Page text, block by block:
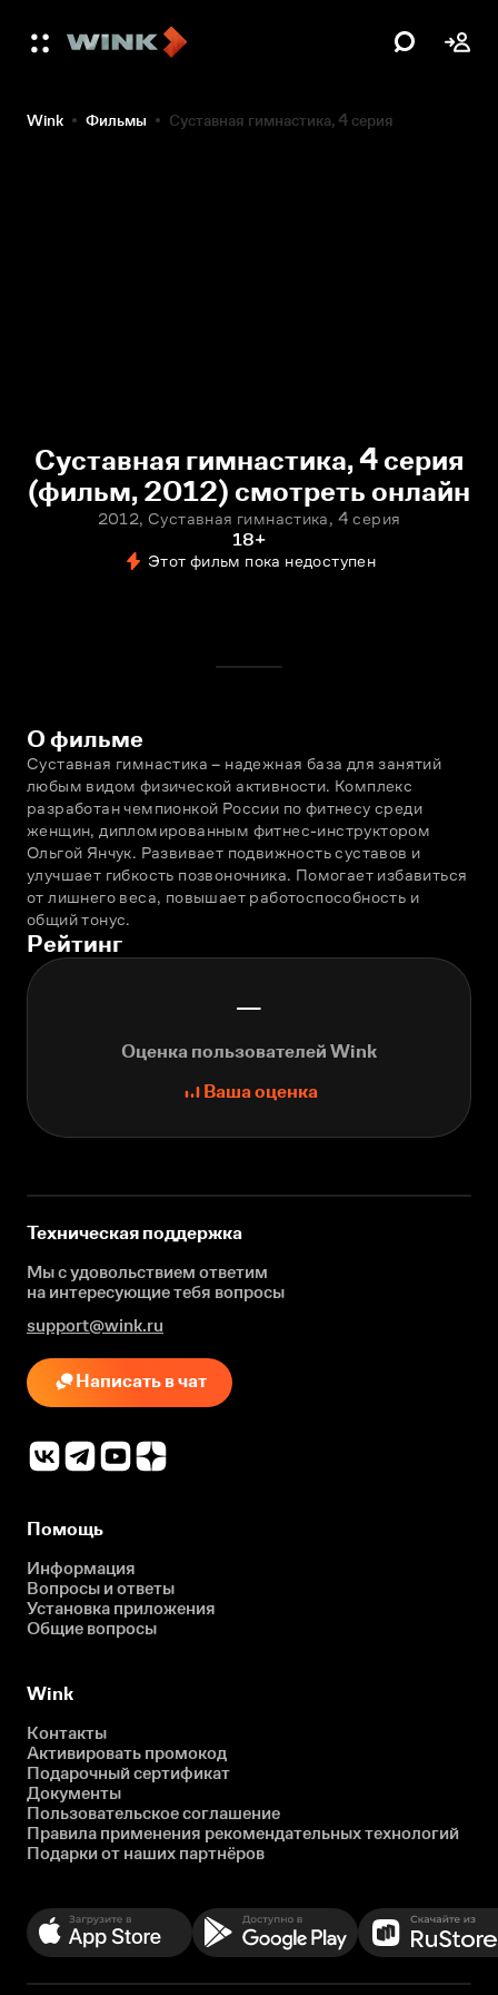
Wink Фильмы Суставная гимнастика, 4 серия
Суставная гимнастика, 4 серия
(фильм, 2012) смотреть онлайн
2012, Суставная гимнастика, 4 серия
18+
Этот фильм пока недоступен
О фильме
Суставная гимнастика – надежная база для занятий
любым видом физической активности. Комплекс
разработан чемпионкой России по фитнесу среди
женщин, дипломированным фитнес-инструктором
Ольгой Янчук. Развивает подвижность суставов и
улучшает гибкость позвоночника. Помогает избавиться
от лишнего веса, повышает работоспособность и
общий тонус.
Рейтинг
—
Оценка пользователей Wink
Ваша оценка
Техническая поддержка
Мы с удовольствием ответим
на интересующиетебя вопросы
support@wink.ru
Написать в чат
Помощь
Информация
Вопросы и ответы
Установка приложения
Общие вопросы
Wink
Контакты
Активировать промокод
Подарочный сертификат
Документы
Пользовательское соглашение
Правила применения рекомендательных технологий
Подарки от наших партнёров